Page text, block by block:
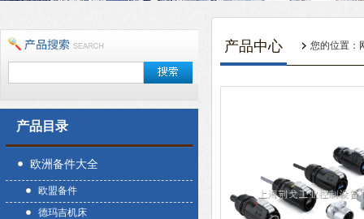
产品目录
欧洲备件大全
欧盟备件
德玛吉机床
产品中心 您的位置：